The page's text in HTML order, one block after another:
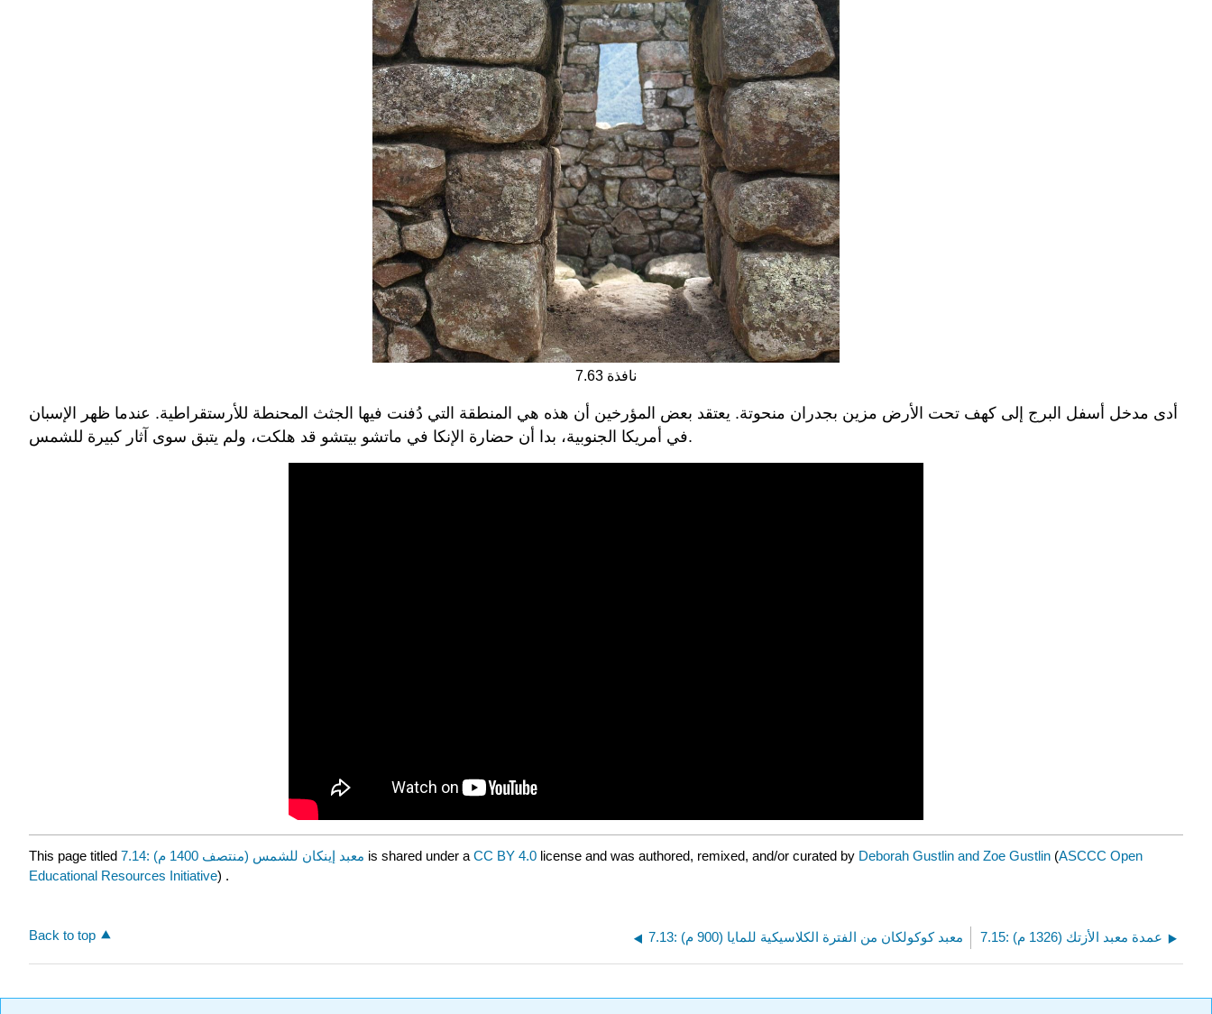
نافذة 7.63
أدى مدخل أسفل البرج إلى كهف تحت الأرض مزين بجدران منحوتة. يعتقد بعض المؤرخين أن هذه هي المنطقة التي دُفنت فيها الجثث المحنطة للأرستقراطية. عندما ظهر الإسبان
في أمريكا الجنوبية، بدا أن حضارة الإنكا في ماتشو بيتشو قد هلكت، ولم يتبق سوى آثار كبيرة للشمس.
This page titled 7.14: معبد إينكان للشمس (منتصف 1400 م) is shared under aCC BY 4.0 license and was authored, remixed, and/or curated by Deborah Gustlin and Zoe Gustlin (ASCCC Open
Educational Resources Initiative) .
Back to top 7.13: معبد كوكولكان من الفترة الكلاسيكية للمايا (900 م) 7.15: عمدة معبد الأزتك (1326 م)